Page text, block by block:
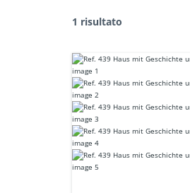
1 risultato